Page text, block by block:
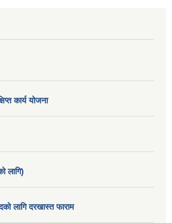
कार्य योजना
लागि)
लागि दरखास्त फाराम